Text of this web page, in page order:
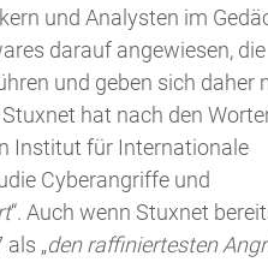
und Analysten im
darauf angewiesen, die
und geben sich daher
hat nach den
Institut für Internationale
Cyberangriffe und
“. Auch wenn Stuxnet
„den raffiniertesten